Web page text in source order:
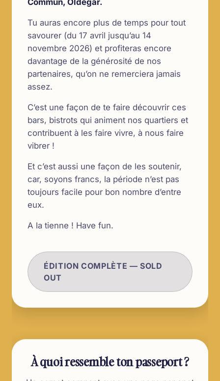
Commun, Oldegar.
Tu auras encore plus de temps pour tout
savourer (du 17 avril jusqu’au 14
novembre 2026) et profiteras encore
davantage de la générosité de nos
partenaires, qu’on ne remerciera jamais
assez.
C’est une façon de te faire découvrir ces
bars, bistrots qui animent nos quartiers et
contribuent à les faire vivre, à nous faire
vibrer !
Et c’est aussi une façon de les soutenir,
car, soyons francs, la période n’est pas
toujours facile pour bon nombre d’entre
eux.
A la tienne ! Have fun.
ÉDITION COMPLÈTE — SOLD
OUT
À quoi ressemble ton passeport ?